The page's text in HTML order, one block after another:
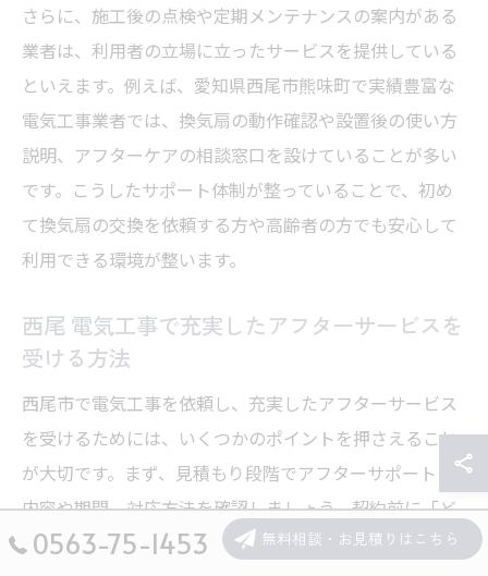
さらに、施工後の点検や定期メンテナンスの案内がある
業者は、利用者の立場に立ったサービスを提供している
といえます。例えば、愛知県西尾市熊味町で実績豊富な
電気工事業者では、換気扇の動作確認や設置後の使い方
説明、アフターケアの相談窓口を設けていることが多い
です。こうしたサポート体制が整っていることで、初め
て換気扇の交換を依頼する方や高齢者の方でも安心して
利用できる環境が整います。
西尾 電気工事で充実したアフターサービスを
受ける方法
西尾市で電気工事を依頼し、充実したアフターサービス
を受けるためには、いくつかのポイントを押さえること
が大切です。まず、見積もり段階でアフターサポートの
内容や期間、対応方法を確認しましょう。契約前に「ど
のようなトラブルに対応してもらえるのか」「修理や再
0563-75-1453 無料相談・お見積りはこちら